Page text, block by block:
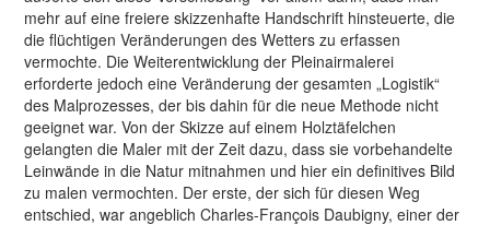
mehr auf eine freiere skizzenhafte Handschrift hinsteuerte, die
die flüchtigen Veränderungen des Wetters zu erfassen
vermochte. Die Weiterentwicklung der Pleinairmalerei
erforderte jedoch eine Veränderung der gesamten „Logistik“
des Malprozesses, der bis dahin für die neue Methode nicht
geeignet war. Von der Skizze auf einem Holztäfelchen
gelangten die Maler mit der Zeit dazu, dass sie vorbehandelte
Leinwände in die Natur mitnahmen und hier ein definitives Bild
zu malen vermochten. Der erste, der sich für diesen Weg
entschied, war angeblich Charles-François Daubigny, einer der